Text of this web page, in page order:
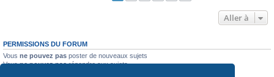
Aller à
PERMISSIONS DU FORUM
Vous ne pouvez pas poster de nouveaux sujets
Vousne pouvez pasrépondre aux sujets